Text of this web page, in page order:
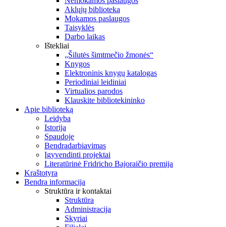
Aklųjų biblioteka
Mokamos paslaugos
Taisyklės
Darbo laikas
Ištekliai
„Šilutės šimtmečio žmonės“
Knygos
Elektroninis knygų katalogas
Periodiniai leidiniai
Virtualios parodos
Klauskite bibliotekininko
Apie biblioteką
Leidyba
Istorija
Spaudoje
Bendradarbiavimas
Įgyvendinti projektai
Literatūrinė Fridricho Bajoraičio premija
Kraštotyra
Bendra informacija
Struktūra ir kontaktai
Struktūra
Administracija
Skyriai